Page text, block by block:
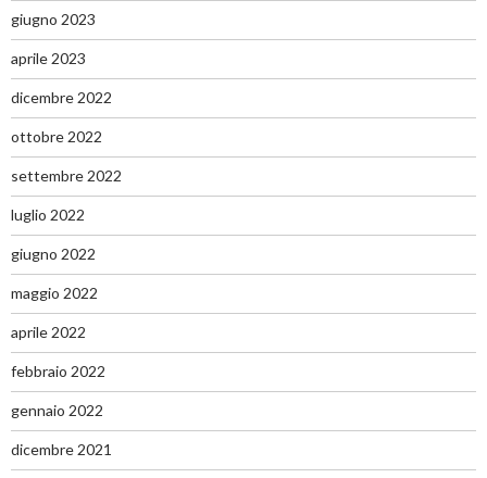
giugno 2023
aprile 2023
dicembre 2022
ottobre 2022
settembre 2022
luglio 2022
giugno 2022
maggio 2022
aprile 2022
febbraio 2022
gennaio 2022
dicembre 2021